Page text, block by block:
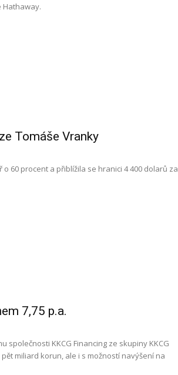
Hathaway.
Tomáše Vranky
60 procent a přiblížila se hranici 4 400 dolarů za
7,75 p.a.
KKCG Financing ze skupiny KKCG
miliard korun, ale i s možností navýšení na